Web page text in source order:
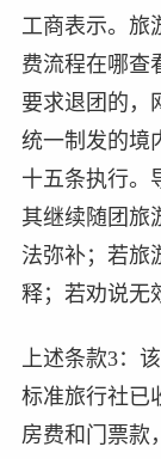
工商表示。旅
费流程在哪查
要求退团的，
统一制发的境
十五条执行。
其继续随团旅
法弥补；若旅
释；若劝说无
上述条款3：
标准旅行社已
房费和门票款